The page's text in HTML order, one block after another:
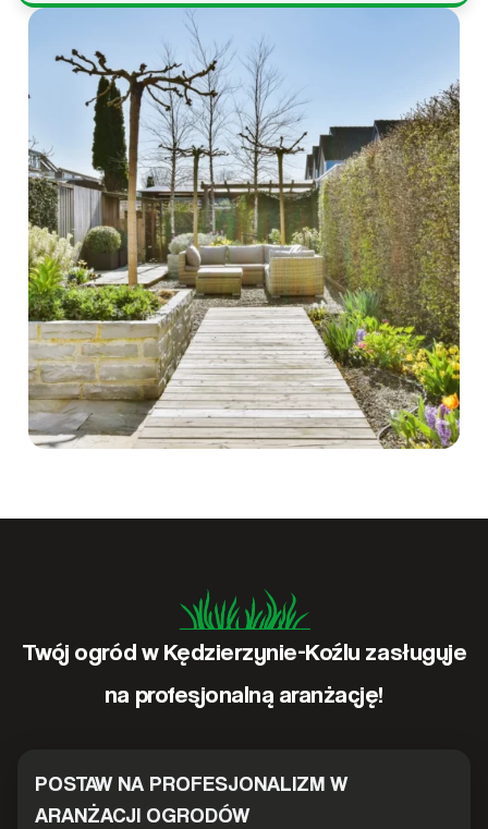
Twój ogród w Kędzierzynie-Koźlu zasługuje
na profesjonalną aranżację!
POSTAW NA PROFESJONALIZM W
ARANŻACJI OGRODÓW